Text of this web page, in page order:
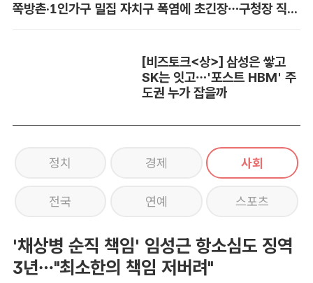
쪽방촌·1인가구 밀집 자치구 폭염에 초긴장…구청장 직접 챙긴다
[비즈토크<상>] 삼성은 쌓고
SK는 잇고…'포스트 HBM' 주
도권 누가 잡을까
정치 경제 사회
전국 연예 스포츠
'채상병 순직 책임' 임성근 항소심도 징역
3년…"최소한의 책임 저버려"